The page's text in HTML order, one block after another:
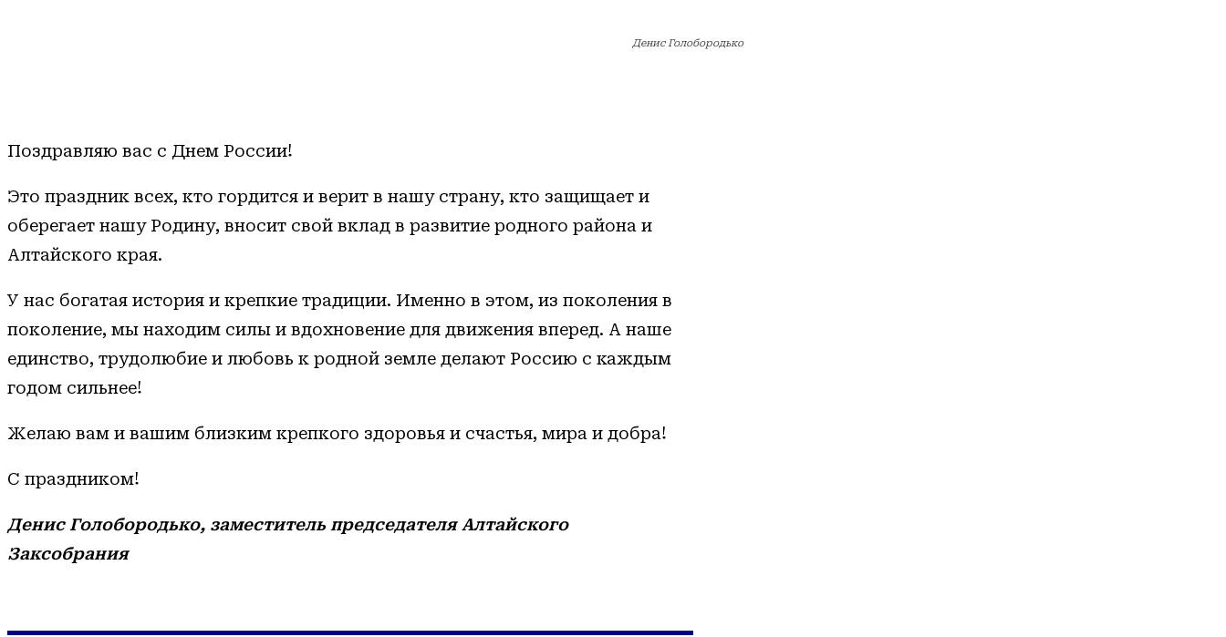
Денис Голобородько
Поздравляю вас с Днем России!
Это праздник всех, кто гордится и верит в нашу страну, кто защищает и
оберегает нашу Родину, вносит свой вклад в развитие родного района и
Алтайского края.
У нас богатая история и крепкие традиции. Именно в этом, из поколения в
поколение, мы находим силы и вдохновение для движения вперед. А наше
единство, трудолюбие и любовь к родной земле делают Россию с каждым
годом сильнее!
Желаю вам и вашим близким крепкого здоровья и счастья, мира и добра!
С праздником!
Денис Голобородько, заместитель председателя Алтайского
Заксобрания